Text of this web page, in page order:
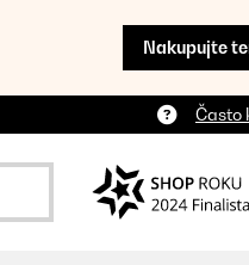
Nakupujte
Často